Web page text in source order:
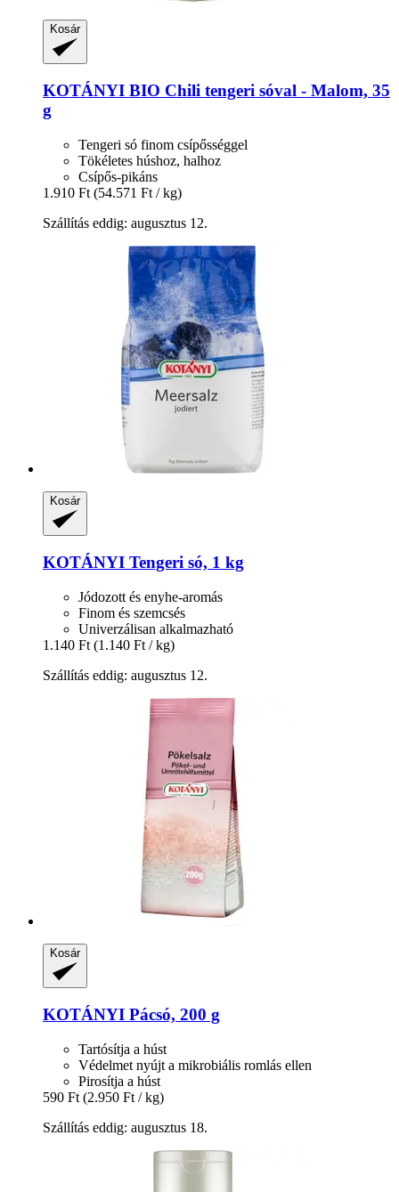
Kosár
KOTÁNYI BIO Chili tengeri sóval -​ Malom, 35
g
Tengeri só finom csípősséggel
Tökéletes húshoz, halhoz
Csípős-pikáns
1.910 Ft (54.571 Ft / kg)
Szállítás eddig: augusztus 12.
Kosár
KOTÁNYI Tengeri só, 1 kg
Jódozott és enyhe-aromás
Finom és szemcsés
Univerzálisan alkalmazható
1.140 Ft (1.140 Ft / kg)
Szállítás eddig: augusztus 12.
Kosár
KOTÁNYI Pácsó, 200 g
Tartósítja a húst
Védelmet nyújt a mikrobiális romlás ellen
Pirosítja a húst
590 Ft (2.950 Ft / kg)
Szállítás eddig: augusztus 18.